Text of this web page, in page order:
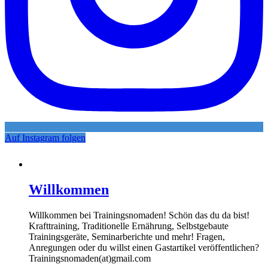
Auf Instagram folgen
Willkommen
Willkommen bei Trainingsnomaden! Schön das du da bist!
Krafttraining, Traditionelle Ernährung, Selbstgebaute
Trainingsgeräte, Seminarberichte und mehr! Fragen,
Anregungen oder du willst einen Gastartikel veröffentlichen?
Trainingsnomaden(at)gmail.com